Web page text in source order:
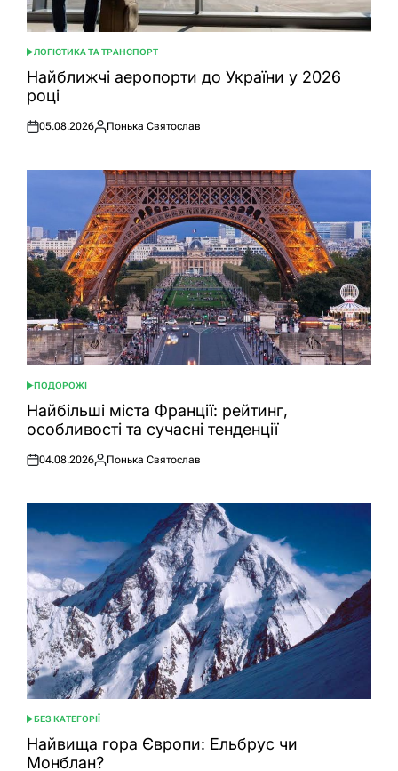
ОПУБЛІКУВАТИ
У
ЛОГІСТИКА ТА ТРАНСПОРТ
Найближчі аеропорти до України у 2026
році
Оприлюднено
05.08.2026
Опубліковано
Понька Святослав
ОПУБЛІКУВАТИ
У
ПОДОРОЖІ
Найбільші міста Франції: рейтинг,
особливості та сучасні тенденції
Оприлюднено
04.08.2026
Опубліковано
Понька Святослав
ОПУБЛІКУВАТИ
У
БЕЗ КАТЕГОРІЇ
Найвища гора Європи: Ельбрус чи
Монблан?